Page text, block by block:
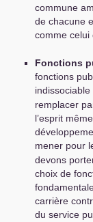
commune
de chacune
comme celui
Fonctions
fonctions
indissociable
remplacer
l’esprit
mener pour
devons
choix de
carrière
du service